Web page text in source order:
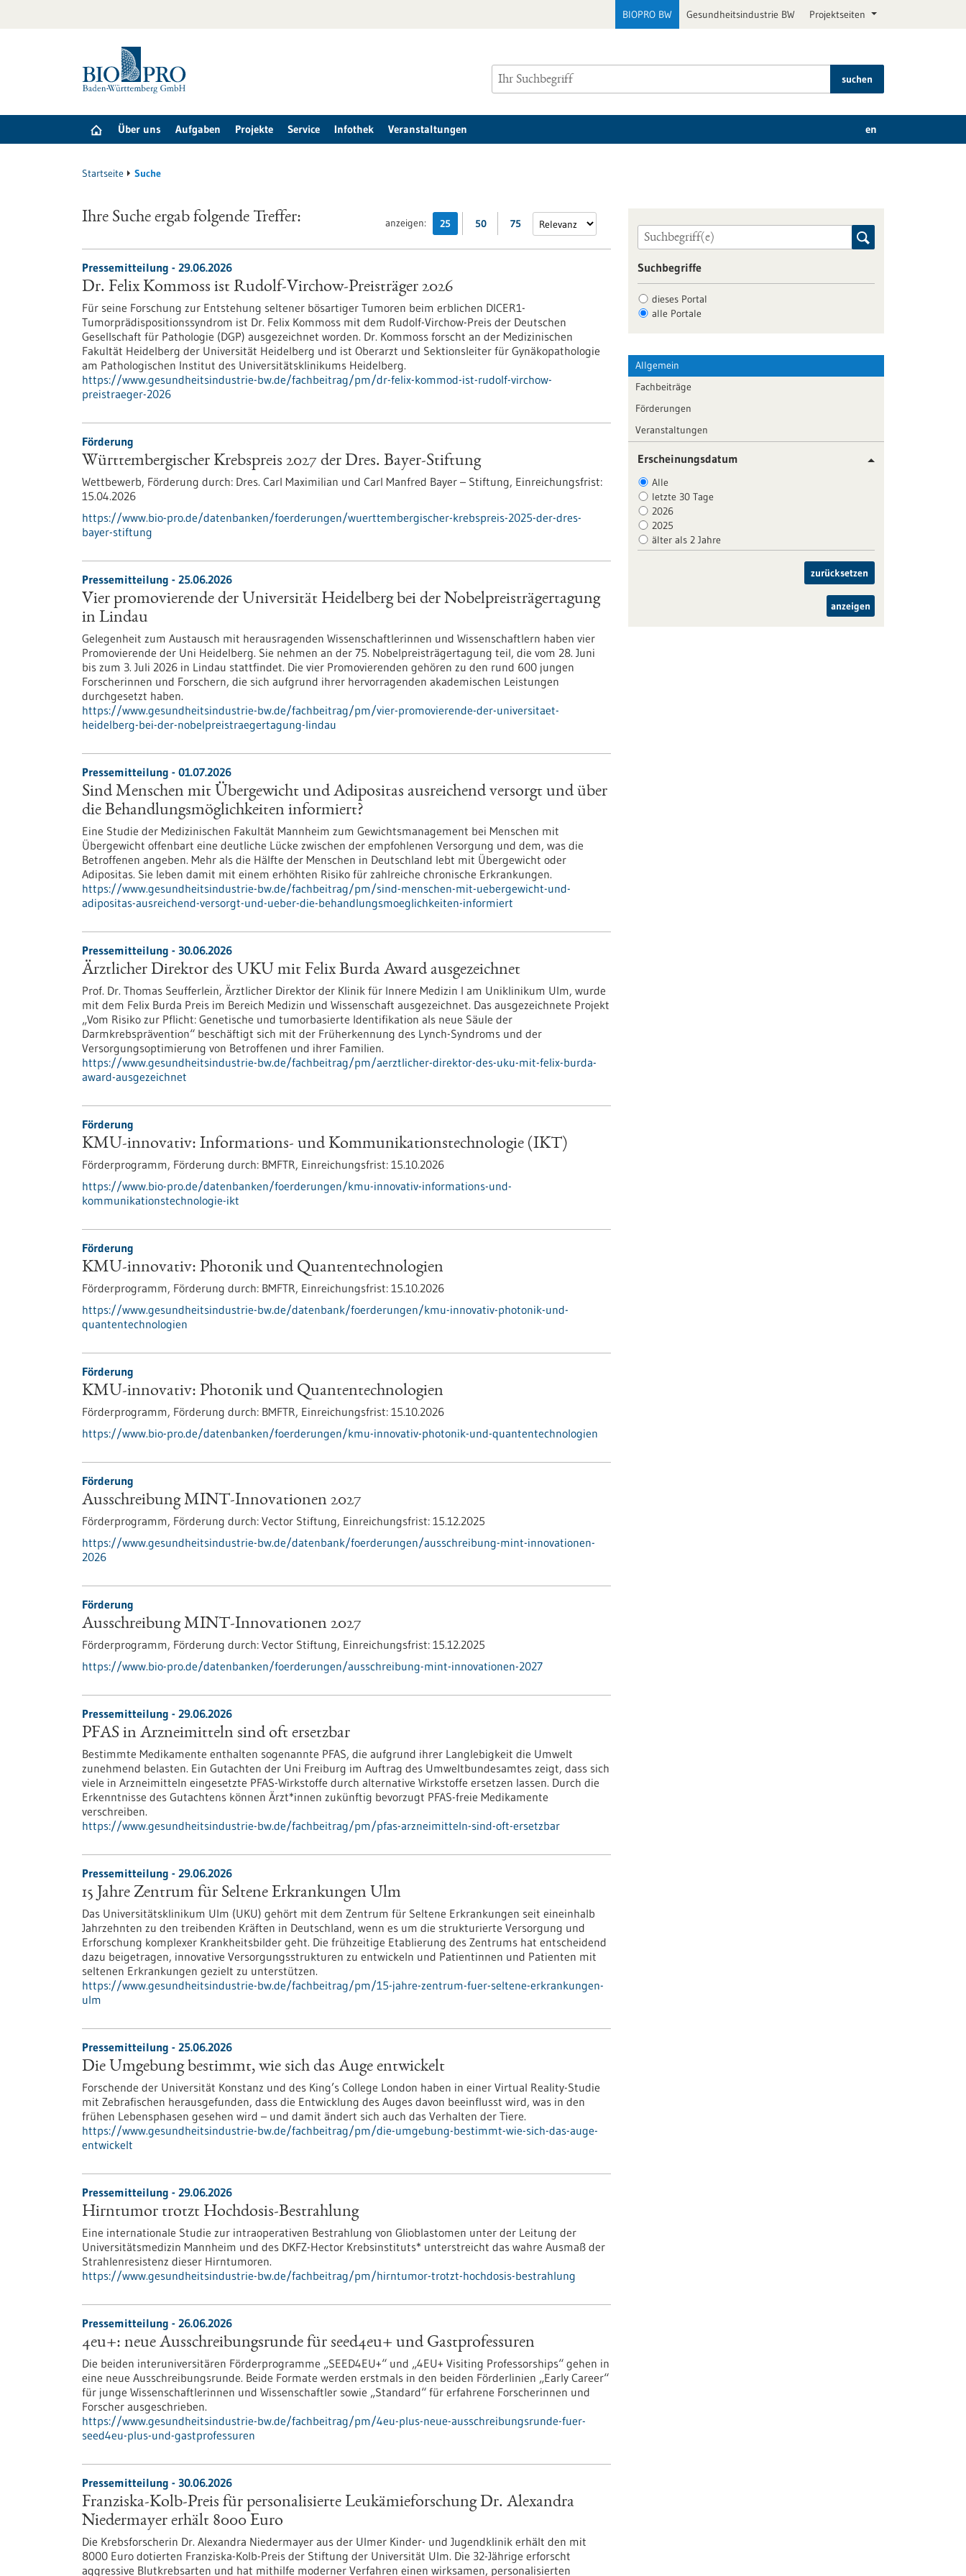
BIOPRO BW Gesundheitsindustrie BW Projektseiten
suchen
Über uns Aufgaben Projekte Service Infothek Veranstaltungen en
Startseite Suche
anzeigen: 25 50 75
Ihre Suche ergab folgende Treffer:
Pressemitteilung - 29.06.2026
Dr. Felix Kommoss ist Rudolf-Virchow-Preisträger 2026
Für seine Forschung zur Entstehung seltener bösartiger Tumoren beim erblichen DICER1-
Tumorprädispositionssyndrom ist Dr. Felix Kommoss mit dem Rudolf-Virchow-Preis der Deutschen
Gesellschaft für Pathologie (DGP) ausgezeichnet worden. Dr. Kommoss forscht an der Medizinischen
Fakultät Heidelberg der Universität Heidelberg und ist Oberarzt und Sektionsleiter für Gynäkopathologie
am Pathologischen Institut des Universitätsklinikums Heidelberg.
https://www.gesundheitsindustrie-bw.de/fachbeitrag/pm/dr-felix-kommod-ist-rudolf-virchow-
preistraeger-2026
Förderung
Württembergischer Krebspreis 2027 der Dres. Bayer-Stiftung
Wettbewerb, Förderung durch: Dres. Carl Maximilian und Carl Manfred Bayer – Stiftung, Einreichungsfrist:
15.04.2026
https://www.bio-pro.de/datenbanken/foerderungen/wuerttembergischer-krebspreis-2025-der-dres-
bayer-stiftung
Pressemitteilung - 25.06.2026
Vier promovierende der Universität Heidelberg bei der Nobelpreisträgertagung
in Lindau
Gelegenheit zum Austausch mit herausragenden Wissenschaftlerinnen und Wissenschaftlern haben vier
Promovierende der Uni Heidelberg. Sie nehmen an der 75. Nobelpreisträgertagung teil, die vom 28. Juni
bis zum 3. Juli 2026 in Lindau stattfindet. Die vier Promovierenden gehören zu den rund 600 jungen
Forscherinnen und Forschern, die sich aufgrund ihrer hervorragenden akademischen Leistungen
durchgesetzt haben.
https://www.gesundheitsindustrie-bw.de/fachbeitrag/pm/vier-promovierende-der-universitaet-
heidelberg-bei-der-nobelpreistraegertagung-lindau
Pressemitteilung - 01.07.2026
Sind Menschen mit Übergewicht und Adipositas ausreichend versorgt und über
die Behandlungsmöglichkeiten informiert?
Eine Studie der Medizinischen Fakultät Mannheim zum Gewichtsmanagement bei Menschen mit
Übergewicht offenbart eine deutliche Lücke zwischen der empfohlenen Versorgung und dem, was die
Betroffenen angeben. Mehr als die Hälfte der Menschen in Deutschland lebt mit Übergewicht oder
Adipositas. Sie leben damit mit einem erhöhten Risiko für zahlreiche chronische Erkrankungen.
https://www.gesundheitsindustrie-bw.de/fachbeitrag/pm/sind-menschen-mit-uebergewicht-und-
adipositas-ausreichend-versorgt-und-ueber-die-behandlungsmoeglichkeiten-informiert
Pressemitteilung - 30.06.2026
Ärztlicher Direktor des UKU mit Felix Burda Award ausgezeichnet
Prof. Dr. Thomas Seufferlein, Ärztlicher Direktor der Klinik für Innere Medizin I am Uniklinikum Ulm, wurde
mit dem Felix Burda Preis im Bereich Medizin und Wissenschaft ausgezeichnet. Das ausgezeichnete Projekt
„Vom Risiko zur Pflicht: Genetische und tumorbasierte Identifikation als neue Säule der
Darmkrebsprävention“ beschäftigt sich mit der Früherkennung des Lynch-​Syndroms und der
Versorgungsoptimierung von Betroffenen und ihrer Familien.
https://www.gesundheitsindustrie-bw.de/fachbeitrag/pm/aerztlicher-direktor-des-uku-mit-felix-burda-
award-ausgezeichnet
Förderung
KMU-innovativ: Informations- und Kommunikationstechnologie (IKT)
Förderprogramm, Förderung durch: BMFTR, Einreichungsfrist: 15.10.2026
https://www.bio-pro.de/datenbanken/foerderungen/kmu-innovativ-informations-und-
kommunikationstechnologie-ikt
Förderung
KMU-innovativ: Photonik und Quantentechnologien
Förderprogramm, Förderung durch: BMFTR, Einreichungsfrist: 15.10.2026
https://www.gesundheitsindustrie-bw.de/datenbank/foerderungen/kmu-innovativ-photonik-und-
quantentechnologien
Förderung
KMU-innovativ: Photonik und Quantentechnologien
Förderprogramm, Förderung durch: BMFTR, Einreichungsfrist: 15.10.2026
https://www.bio-pro.de/datenbanken/foerderungen/kmu-innovativ-photonik-und-quantentechnologien
Förderung
Ausschreibung MINT-Innovationen 2027
Förderprogramm, Förderung durch: Vector Stiftung, Einreichungsfrist: 15.12.2025
https://www.gesundheitsindustrie-bw.de/datenbank/foerderungen/ausschreibung-mint-innovationen-
2026
Förderung
Ausschreibung MINT-Innovationen 2027
Förderprogramm, Förderung durch: Vector Stiftung, Einreichungsfrist: 15.12.2025
https://www.bio-pro.de/datenbanken/foerderungen/ausschreibung-mint-innovationen-2027
Pressemitteilung - 29.06.2026
PFAS in Arzneimitteln sind oft ersetzbar
Bestimmte Medikamente enthalten sogenannte PFAS, die aufgrund ihrer Langlebigkeit die Umwelt
zunehmend belasten. Ein Gutachten der Uni Freiburg im Auftrag des Umweltbundesamtes zeigt, dass sich
viele in Arzneimitteln eingesetzte PFAS-Wirkstoffe durch alternative Wirkstoffe ersetzen lassen. Durch die
Erkenntnisse des Gutachtens können Ärzt*innen zukünftig bevorzugt PFAS-freie Medikamente
verschreiben.
https://www.gesundheitsindustrie-bw.de/fachbeitrag/pm/pfas-arzneimitteln-sind-oft-ersetzbar
Pressemitteilung - 29.06.2026
15 Jahre Zentrum für Seltene Erkrankungen Ulm
Das Universitätsklinikum Ulm (UKU) gehört mit dem Zentrum für Seltene Erkrankungen seit eineinhalb
Jahrzehnten zu den treibenden Kräften in Deutschland, wenn es um die strukturierte Versorgung und
Erforschung komplexer Krankheitsbilder geht. Die frühzeitige Etablierung des Zentrums hat entscheidend
dazu beigetragen, innovative Versorgungsstrukturen zu entwickeln und Patientinnen und Patienten mit
seltenen Erkrankungen gezielt zu unterstützen.
https://www.gesundheitsindustrie-bw.de/fachbeitrag/pm/15-jahre-zentrum-fuer-seltene-erkrankungen-
ulm
Pressemitteilung - 25.06.2026
Die Umgebung bestimmt, wie sich das Auge entwickelt
Forschende der Universität Konstanz und des King’s College London haben in einer Virtual Reality-Studie
mit Zebrafischen herausgefunden, dass die Entwicklung des Auges davon beeinflusst wird, was in den
frühen Lebensphasen gesehen wird – und damit ändert sich auch das Verhalten der Tiere.
https://www.gesundheitsindustrie-bw.de/fachbeitrag/pm/die-umgebung-bestimmt-wie-sich-das-auge-
entwickelt
Pressemitteilung - 29.06.2026
Hirntumor trotzt Hochdosis-Bestrahlung
Eine internationale Studie zur intraoperativen Bestrahlung von Glioblastomen unter der Leitung der
Universitätsmedizin Mannheim und des DKFZ-Hector Krebsinstituts* unterstreicht das wahre Ausmaß der
Strahlenresistenz dieser Hirntumoren.
https://www.gesundheitsindustrie-bw.de/fachbeitrag/pm/hirntumor-trotzt-hochdosis-bestrahlung
Pressemitteilung - 26.06.2026
4eu+: neue Ausschreibungsrunde für seed4eu+ und Gastprofessuren
Die beiden interuniversitären Förderprogramme „SEED4EU+“ und „4EU+ Visiting Professorships“ gehen in
eine neue Ausschreibungsrunde. Beide Formate werden erstmals in den beiden Förderlinien „Early Career“
für junge Wissenschaftlerinnen und Wissenschaftler sowie „Standard“ für erfahrene Forscherinnen und
Forscher ausgeschrieben.
https://www.gesundheitsindustrie-bw.de/fachbeitrag/pm/4eu-plus-neue-ausschreibungsrunde-fuer-
seed4eu-plus-und-gastprofessuren
Pressemitteilung - 30.06.2026
Franziska-Kolb-Preis für personalisierte Leukämieforschung Dr. Alexandra
Niedermayer erhält 8000 Euro
Die Krebsforscherin Dr. Alexandra Niedermayer aus der Ulmer Kinder- und Jugendklinik erhält den mit
8000 Euro dotierten Franziska-Kolb-Preis der Stiftung der Universität Ulm. Die 32-Jährige erforscht
aggressive Blutkrebsarten und hat mithilfe moderner Verfahren einen wirksamen, personalisierten
Suchbegriffe
dieses Portal
alle Portale
Allgemein
Fachbeiträge
Förderungen
Veranstaltungen
Erscheinungsdatum
Alle
letzte 30 Tage
2026
2025
älter als 2 Jahre
zurücksetzen
anzeigen